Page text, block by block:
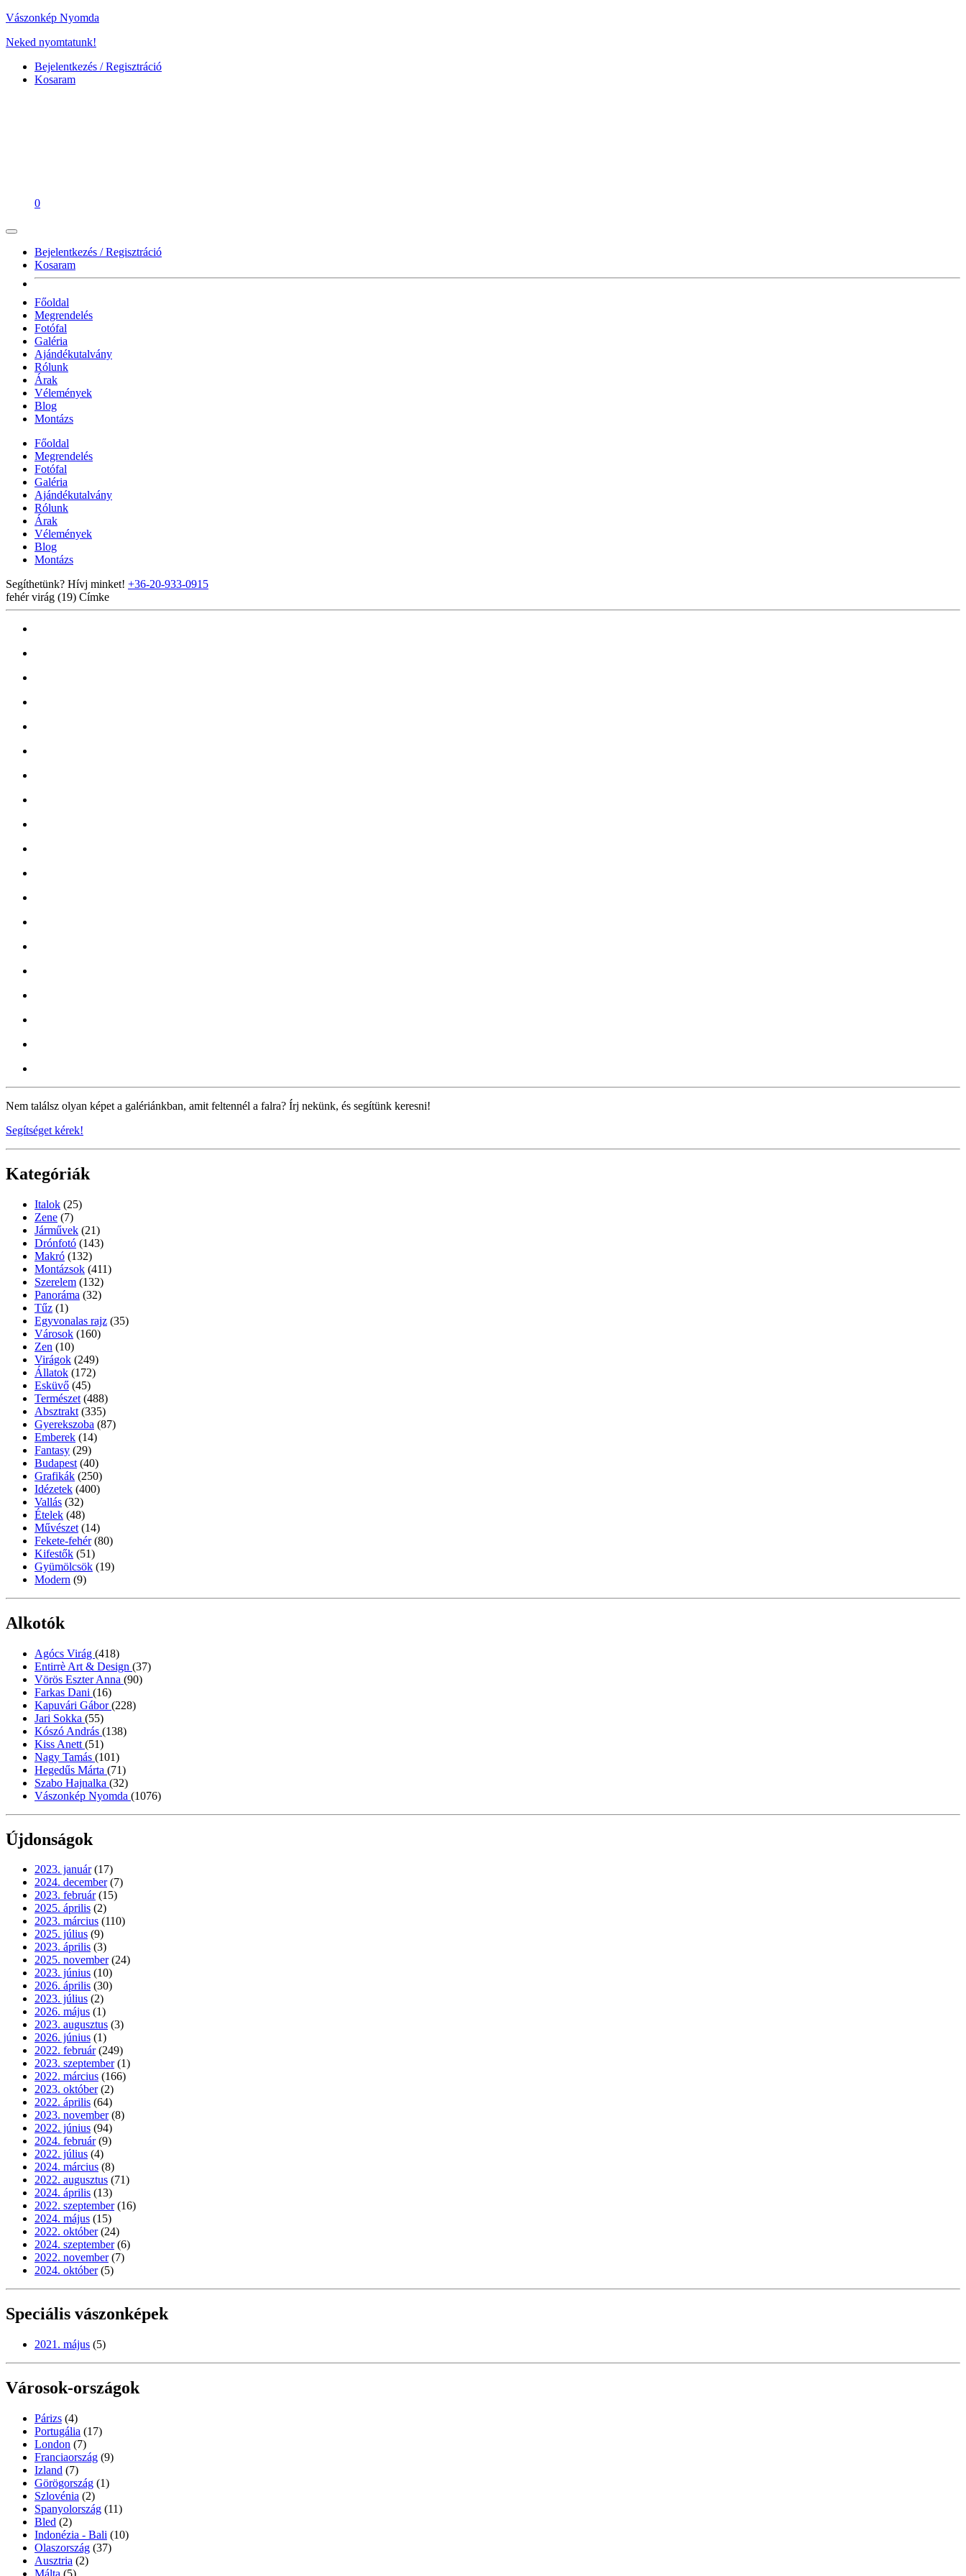
Vászonkép Nyomda
Neked nyomtatunk!
Bejelentkezés / Regisztráció
Kosaram
0
Bejelentkezés / Regisztráció
Kosaram
Főoldal
Megrendelés
Fotófal
Galéria
Ajándékutalvány
Rólunk
Árak
Vélemények
Blog
Montázs
Főoldal
Megrendelés
Fotófal
Galéria
Ajándékutalvány
Rólunk
Árak
Vélemények
Blog
Montázs
Segíthetünk? Hívj minket! +36-20-933-0915
fehér virág (19) Címke
Nem találsz olyan képet a galériánkban, amit feltennél a falra? Írj nekünk, és segítünk keresni!
Segítséget kérek!
Kategóriák
Italok (25)
Zene (7)
Járművek (21)
Drónfotó (143)
Makró (132)
Montázsok (411)
Szerelem (132)
Panoráma (32)
Tűz (1)
Egyvonalas rajz (35)
Városok (160)
Zen (10)
Virágok (249)
Állatok (172)
Esküvő (45)
Természet (488)
Absztrakt (335)
Gyerekszoba (87)
Emberek (14)
Fantasy (29)
Budapest (40)
Grafikák (250)
Idézetek (400)
Vallás (32)
Ételek (48)
Művészet (14)
Fekete-fehér (80)
Kifestők (51)
Gyümölcsök (19)
Modern (9)
Alkotók
Agócs Virág (418)
Entirrè Art & Design (37)
Vörös Eszter Anna (90)
Farkas Dani (16)
Kapuvári Gábor(228)
Jari Sokka (55)
Kószó András (138)
Kiss Anett (51)
Nagy Tamás (101)
Hegedűs Márta (71)
Szabo Hajnalka (32)
Vászonkép Nyomda (1076)
Újdonságok
2023. január (17)
2024. december (7)
2023. február (15)
2025. április (2)
2023. március (110)
2025. július (9)
2023. április (3)
2025. november (24)
2023. június (10)
2026. április (30)
2023. július (2)
2026. május (1)
2023. augusztus (3)
2026. június (1)
2022. február (249)
2023. szeptember (1)
2022. március (166)
2023. október (2)
2022. április (64)
2023. november (8)
2022. június (94)
2024. február (9)
2022. július (4)
2024. március (8)
2022. augusztus (71)
2024. április (13)
2022. szeptember (16)
2024. május (15)
2022. október (24)
2024. szeptember (6)
2022. november (7)
2024. október (5)
Speciális vászonképek
2021. május (5)
Városok-országok
Párizs (4)
Portugália (17)
London (7)
Franciaország (9)
Izland (7)
Görögország (1)
Szlovénia (2)
Spanyolország (11)
Bled (2)
Indonézia - Bali (10)
Olaszország (37)
Ausztria (2)
Málta (5)